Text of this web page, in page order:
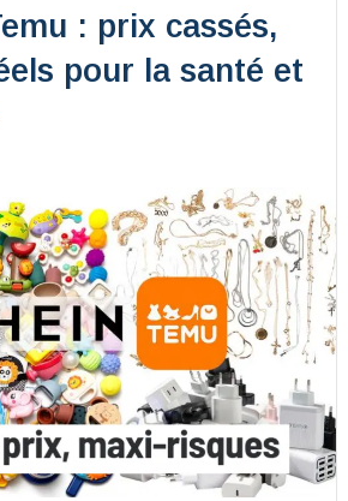
: prix cassés,
pour la santé et